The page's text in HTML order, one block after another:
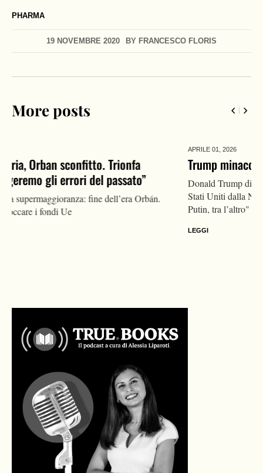
PHARMA
19 NOVEMBRE 2020 BY FRANCESCO FLORIS
More posts
Trump minaccia di uscire dalla Nato
Donald Trump dice di stare "seriamente valutando" l’uscita degli
Stati Uniti dalla Nato, definita una "tigre di carta, e lo sa anche
Putin, tra l’altro"